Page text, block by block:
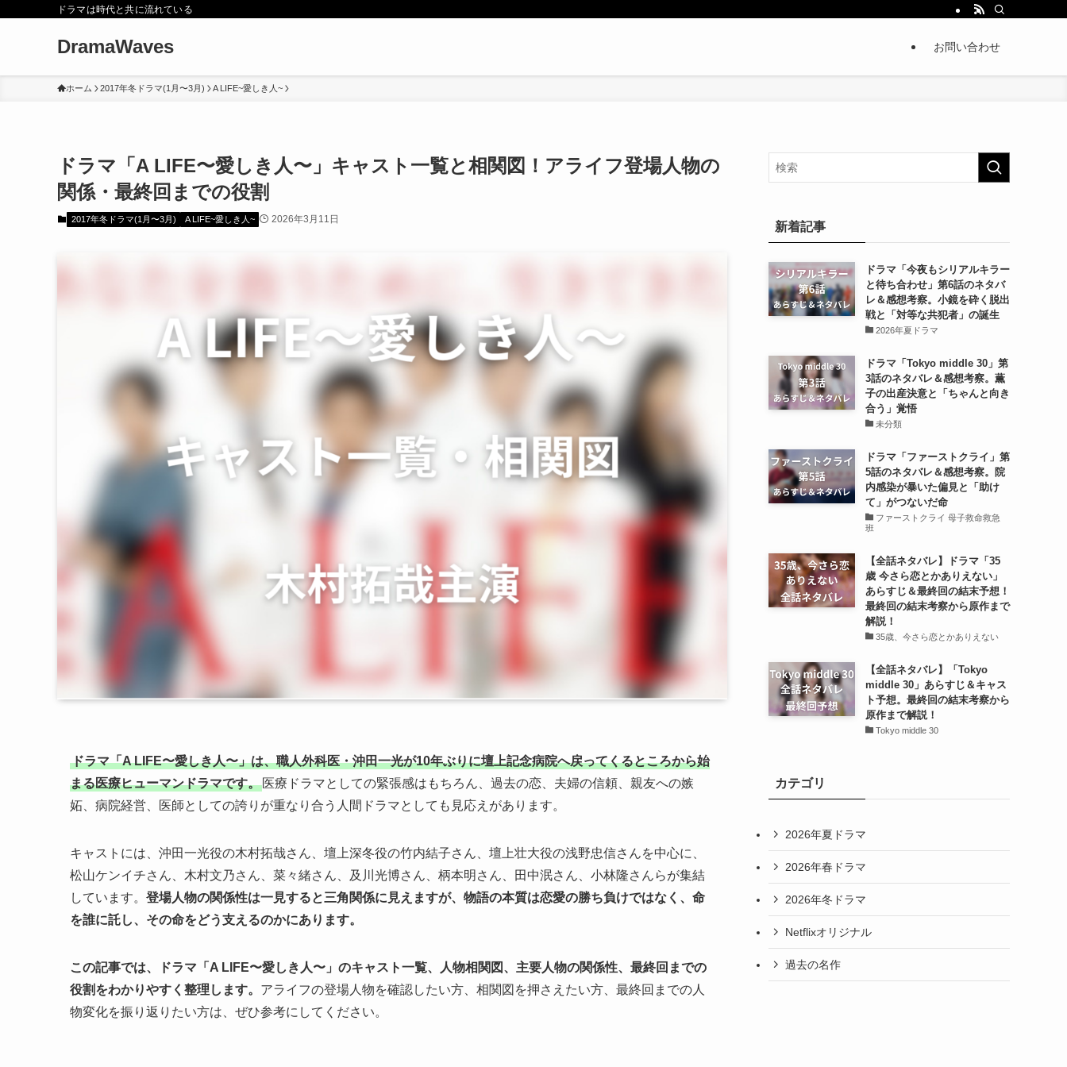
ドラマは時代と共に流れている
DramaWaves お問い合わせ
ホーム 2017年冬ドラマ(1月〜3月) A LIFE~愛しき人~
ドラマ「A LIFE〜愛しき人〜」キャスト一覧と相関図！アライフ登場人物の
関係・最終回までの役割
2017年冬ドラマ(1月〜3月) A LIFE~愛しき人~ 2026年3月11日
ドラマ「A LIFE〜愛しき人〜」は、職人外科医・沖田一光が10年ぶりに壇上記念病院へ戻ってくるところから始
まる医療ヒューマンドラマです。 医療ドラマとしての緊張感はもちろん、過去の恋、夫婦の信頼、親友への嫉
妬、病院経営、医師としての誇りが重なり合う人間ドラマとしても見応えがあります。
キャストには、沖田一光役の木村拓哉さん、壇上深冬役の竹内結子さん、壇上壮大役の浅野忠信さんを中心に、
松山ケンイチさん、木村文乃さん、菜々緒さん、及川光博さん、柄本明さん、田中泯さん、小林隆さんらが集結
しています。 登場人物の関係性は一見すると三角関係に見えますが、物語の本質は恋愛の勝ち負けではなく、命
を誰に託し、その命をどう支えるのかにあります。
この記事では、ドラマ「A LIFE〜愛しき人〜」のキャスト一覧、人物相関図、主要人物の関係性、最終回までの
役割をわかりやすく整理します。 アライフの登場人物を確認したい方、相関図を押さえたい方、最終回までの人
物変化を振り返りたい方は、ぜひ参考にしてください。
新着記事
ドラマ「今夜もシリアルキラー
と待ち合わせ」第6話のネタバ
レ＆感想考察。小鏡を砕く脱出
戦と「対等な共犯者」の誕生
2026年夏ドラマ
ドラマ「Tokyo middle 30」第
3話のネタバレ＆感想考察。薫
子の出産決意と「ちゃんと向き
合う」覚悟
未分類
ドラマ「ファーストクライ」第
5話のネタバレ＆感想考察。院
内感染が暴いた偏見と「助け
て」がつないだ命
ファーストクライ 母子救命救急
班
【全話ネタバレ】ドラマ「35
歳 今さら恋とかありえない」
あらすじ＆最終回の結末予想！
最終回の結末考察から原作まで
解説！
35歳、今さら恋とかありえない
【全話ネタバレ】「Tokyo
middle 30」あらすじ＆キャス
ト予想。最終回の結末考察から
原作まで解説！
Tokyo middle 30
カテゴリ
2026年夏ドラマ
2026年春ドラマ
2026年冬ドラマ
Netflixオリジナル
過去の名作